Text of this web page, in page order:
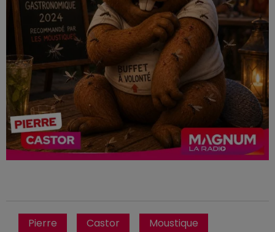
Pierre Castor
Moustique